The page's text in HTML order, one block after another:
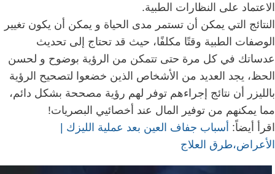
الاعتماد على النظارات الطبية.
النتائج التي يمكن أن تستمر مدى الحياة و يمكن أن يكون تغيير
الوصفات الطبية وقتًا مكلفًا، حيث قد تحتاج إلى تحديث
عدساتك في كل مرة حتى تتمكن من الرؤية بوضوح و لحسن
الحظ، يجد العديد من الأشخاص الذين خضعوا لتصحيح الرؤية
بالليزر أن نتائج إجراءهم توفر لهم رؤية مصححة بشكل دائم،
مما يمكنهم من توفير المال عند أخصائيي البصريات!
اقرأ أيضاً: أسباب جفاف العين بعد عملية الليزك |
الأعراض،طرق العلاج